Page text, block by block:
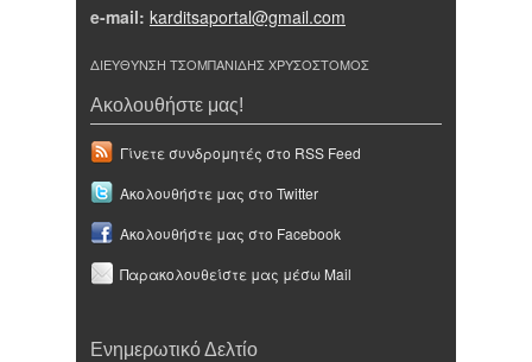
e-mail: karditsaportal@gmail.com
ΔΙΕΥΘΥΝΣΗ ΤΣΟΜΠΑΝΙΔΗΣ ΧΡΥΣΟΣΤΟΜΟΣ
Ακολουθήστε μας!
Γίνετε συνδρομητές στο RSS Feed
Ακολουθήστε μας στο Twitter
Ακολουθήστε μας στο Facebook
Παρακολουθείστε μας μέσω Mail
Ενημερωτικό Δελτίο